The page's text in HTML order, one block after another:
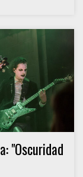
"Oscuridad